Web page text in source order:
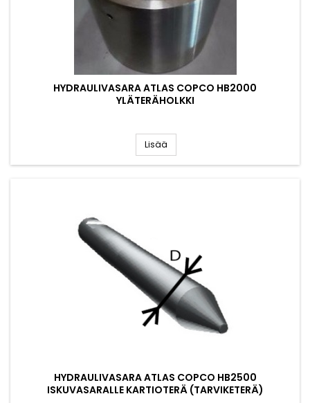
HYDRAULIVASARA ATLAS COPCO HB2000
YLÄTERÄHOLKKI
Lisää
HYDRAULIVASARA ATLAS COPCO HB2500
ISKUVASARALLE KARTIOTERÄ (TARVIKETERÄ)